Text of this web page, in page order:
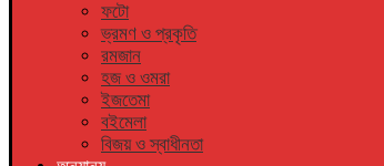
ফটো
ভ্রমণ ও প্রকৃতি
রমজান
হজ ও ওমরা
ইজতেমা
বইমেলা
বিজয় ও স্বাধীনতা